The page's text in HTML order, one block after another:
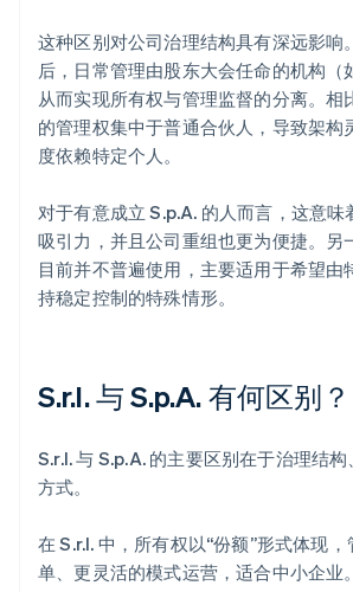
这种区别对公司治理结构具有深远影响
后，日常管理由股东大会任命的机构（
从而实现所有权与管理监督的分离。相
的管理权集中于普通合伙人，导致架构
度依赖特定个人。
对于有意成立 S.p.A. 的人而言，这意味
吸引力，并且公司重组也更为便捷。另
目前并不普遍使用，主要适用于希望由
持稳定控制的特殊情形。
S.r.l. 与 S.p.A. 有何区别？
S.r.l. 与 S.p.A. 的主要区别在于治理结
方式。
在 S.r.l. 中，所有权以“份额”形式体现
单、更灵活的模式运营，适合中小企业